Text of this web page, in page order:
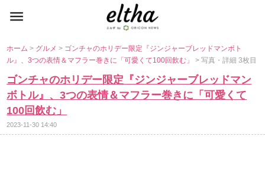
ホーム> グルメ> ゴンチャのホリデー限定『ジンジャーブレッドマンボト
ル』、3つの表情＆マフラー巻きに「可愛くて100回飲む」> 写真・詳細 3枚目
ゴンチャのホリデー限定『ジンジャーブレッドマン
ボトル』、3つの表情＆マフラー巻きに「可愛くて
100回飲む」
2023-11-30 14:40